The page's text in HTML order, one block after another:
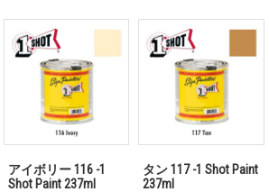
アイボリー 116 -1
Shot Paint 237ml
タン 117 -1 Shot Paint
237ml